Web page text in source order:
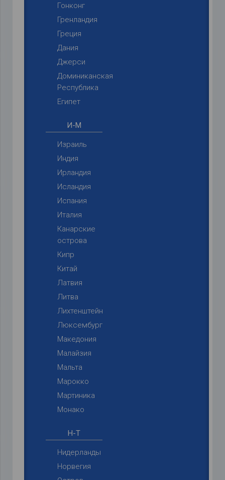
Гонконг
Гренландия
Греция
Дания
Джерси
Доминиканская
Республика
Египет
И-М
Израиль
Индия
Ирландия
Исландия
Испания
Италия
Канарские
острова
Кипр
Китай
Латвия
Литва
Лихтенштейн
Люксембург
Македония
Малайзия
Мальта
Марокко
Мартиника
Монако
Н-Т
Нидерланды
Норвегия